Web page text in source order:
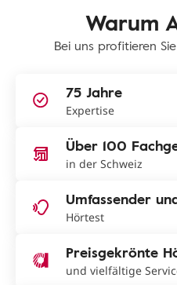
Warum
Bei uns profitieren
75 Jahre
Expertise
Über 100
in der Schweiz
Umfassender
Hörtest
Preisgekrönte
und vielfältige